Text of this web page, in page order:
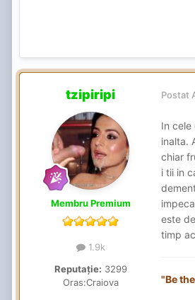
tzipiripi
Membru Premium
1.9k
Reputație: 3299
Oras:Craiova
Postat
In cele
inalta.
chiar
i tii in
este
timp
"Be